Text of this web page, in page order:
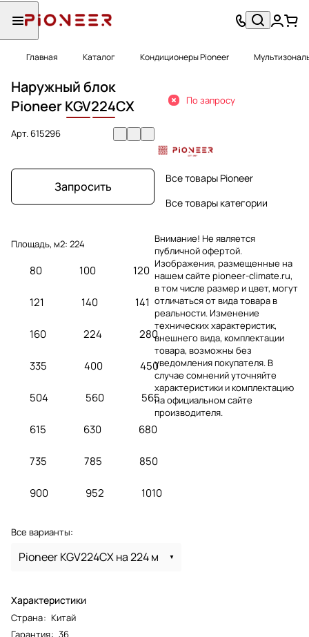
Главная Каталог Кондиционеры Pioneer
Наружный блок
PioneerKGV224CX
Арт.615296
Запросить
Площадь, м2: 224
80 100 120
121 140 141
160 224 280
335 400 450
504 560 565
615 630 680
735 785 850
900 952 1010
Все варианты:
Pioneer KGV224CX на 224 м
Характеристики
Страна: Китай
Гарантия: 36
По запросу
Все товары Pioneer
Все товары категории
Внимание! Не является
публичной офертой.
Изображения, размещенные на
нашем сайте pioneer-climate.ru,
в том числе размер и цвет, могут
отличаться от вида товара в
реальности. Изменение
технических характеристик,
внешнего вида, комплектации
товара, возможны без
уведомления покупателя. В
случае сомнений уточняйте
характеристики и комплектацию
на официальном сайте
производителя.